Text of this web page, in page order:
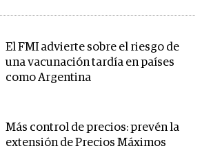
El FMI advierte sobre el riesgo de
una vacunación tardía en países
como Argentina
Más control de precios: prevén la
extensión de Precios Máximos